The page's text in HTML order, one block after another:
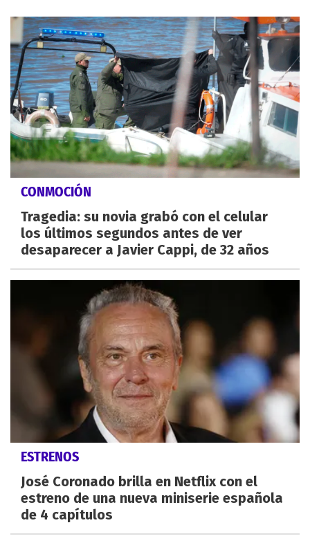
CONMOCIÓN
Tragedia: su novia grabó con el celular
los últimos segundos antes de ver
desaparecer a Javier Cappi, de 32 años
ESTRENOS
José Coronado brilla en Netflix con el
estreno de una nueva miniserie española
de 4 capítulos